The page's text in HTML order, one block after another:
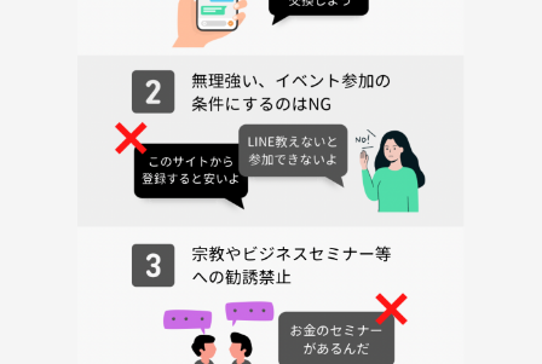
■ 下記了承の上ご参加ください
※参加人数上限に達した場合、お店に確認後、可能であれば上限を増や
します。無理な場合はそこで募集終了となります。
※途中参加、途中退出は問題ありません。
※飲食代は二千円台～三千円台の想定ですが、お店によってはそれを超
えることもあるかもしれません。コース料理の場合は明記しますが、そ
れ以外の場合はインターネットの情報などを参考にしてください。
※なんらかの理由で入店できない場合は付近で入れるお店での食事会に
※営業、勧誘、迷惑行為がある場合はつなげーとに報告の上、今後のイ
ベント参加が不可となります。
イベントの過去の様子は下の画像をご覧ください🙂